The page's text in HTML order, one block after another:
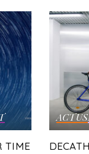
TIME
ACTUS